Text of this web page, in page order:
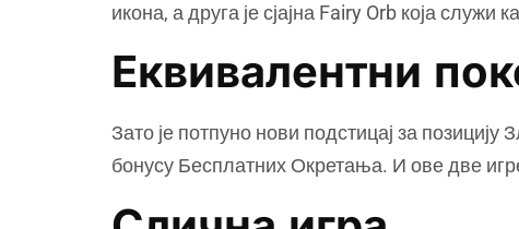
икона, а друга је сјајна Fairy Orb која
Еквивалентни
Зато је потпуно нови подстицај за
бонусу Бесплатних Окретања. И ове две